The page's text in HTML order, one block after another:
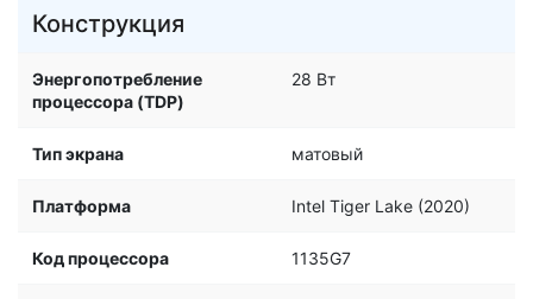
Конструкция
Энергопотребление
процессора (TDP)
28 Вт
Тип экрана матовый
Платформа Intel Tiger Lake (2020)
Код процессора 1135G7